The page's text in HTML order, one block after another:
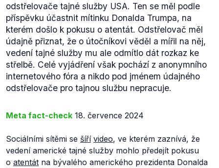
odstřelovače tajné služby USA. Ten se měl podle
příspěvku účastnit mítinku Donalda Trumpa, na
kterém došlo k pokusu o atentát. Odstřelovač měl
údajně přiznat, že o útočníkovi věděl a mířil na něj,
vedení tajné služby mu ale odmítlo dát rozkaz ke
střelbě. Celé vyjádření však pochází z anonymního
internetového fóra a nikdo pod jménem údajného
odstřelovače pro tajnou službu nepracuje.
Meta fact-check 18. července 2024
Sociálními sítěmi se šíří video, ve kterém zaznívá, že
vedení americké tajné služby mohlo předejít pokusu
o atentát na bývalého amerického prezidenta Donalda